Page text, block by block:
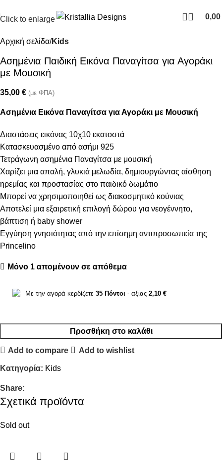
0,00
Click to enlarge
Αρχική σελίδα Kids
Ασημένια Παιδική Εικόνα Παναγίτσα για Αγοράκι
με Μουσική
35,00 € (με ΦΠΑ)
Ασημένια Εικόνα Παναγίτσα για Αγοράκι με Μουσική
Διαστάσεις εικόνας 10χ10 εκατοστά
Κατασκευασμένο από ασήμι 925
Τετράγωνη ασημένια Παναγίτσα με μουσική
Χαρίζει μια απαλή, γλυκιά μελωδία, δημιουργώντας αίσθηση
ηρεμίας και προστασίας στο παιδικό δωμάτιο
Μπορεί να χρησιμοποιηθεί ως διακοσμητικό κούνιας
Αποτελεί μια εξαιρετική επιλογή δώρου για νεογέννητο,
βάπτιση ή baby shower
Εγγύηση γνησιότητας από την επίσημη αντιπροσωπεία της
Princelino
Μόνο 1 απομένουν σε απόθεμα
Με την αγορά κερδίζετε 35 Πόντοι - αξίας 2,10 €
Προσθήκη στο καλάθι
Add to compare Add to wishlist
Κατηγορία: Kids
Share:
Σχετικά προϊόντα
Sold out